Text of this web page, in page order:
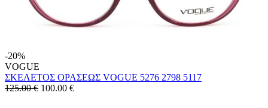
-20%
VOGUE
ΣΚΕΛΕΤΟΣ ΟΡΑΣΕΩΣ VOGUE 5276 2798 5117
125.00 € 100.00 €